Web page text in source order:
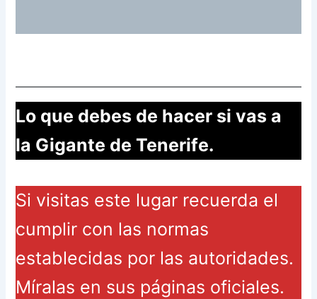
Lo que debes de hacer si vas a
la Gigante de Tenerife.
Si visitas este lugar recuerda el
cumplir con las normas
establecidas por las autoridades.
Míralas en sus páginas oficiales.